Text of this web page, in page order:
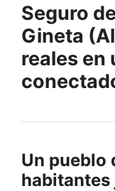
Seguro
Gineta
reales en
Un pueblo
habitantes